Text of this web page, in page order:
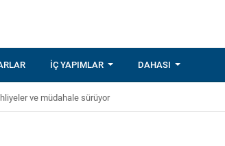
İÇ YAPIMLAR DAHASI
ve müdahale sürüyor